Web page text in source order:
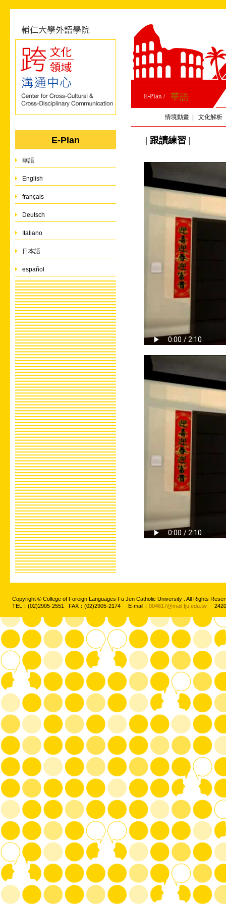
E-Plan
華語
English
français
Deutsch
Italiano
日本語
español
E-Plan / 華語
情境動畫 文化解析
| 跟讀練習 |
Copyright © College of Foreign Languages Fu Jen Catholic University . All Rights
TEL：(02)2905-2551 FAX：(02)2905-2174 E-mail： 004617@mail.fju.edu.tw